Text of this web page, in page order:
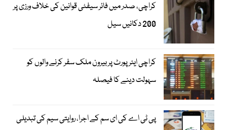
کراچی، صدر میں فائر سیفٹی قوانین کی خلاف ورزی پر
200 دکانیں سیل
کراچی ایئرپورٹ پر بیرون ملک سفر کرنے والوں کو
سہولت دینے کا فیصلہ
پی ٹی اے کی ای سم کے اجرا، روایتی سیم کی تبدیلی